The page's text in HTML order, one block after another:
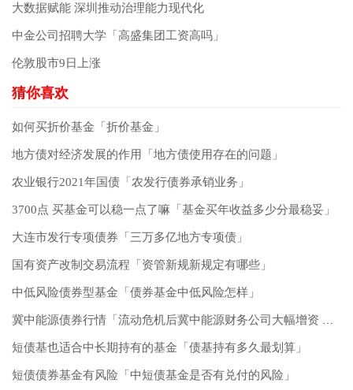
大数据赋能 深圳推动治理能力现代化
中金公司招聘大学「高盛集团工资高吗」
伦敦股市9日上涨
如何买折价基金「折价基金」
地方债对经济发展的作用「地方债使用存在的问题」
农业银行2021年国债「农发行债券承销业务」
3700点 买基金可以稳一点了嘛「基金买年收益多少分最稳妥」
大连市发行专项债券「三万多亿地方专项债」
国有资产改制交易流程「资管新规新规定有哪些」
中低风险债券型基金「债券基金中低风险怎样」
短债基也适合中长期持有的基金「债基持有多久最划算」
短债债券基金有风险「中短债基金是否有兑付的风险」